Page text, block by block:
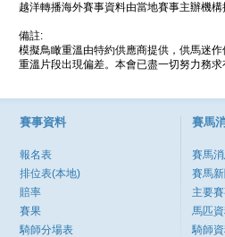
越洋轉播海外賽事資料由當地賽事主辦機
備註:
模擬鳥瞰重溫由特約供應商提供，供馬迷
重溫片段出現偏差。本會已盡一切努力務
賽事資料
報名表
排位表(本地)
賠率
賽果
騎師分場表
賽馬
賽馬
賽馬
主要
馬匹
騎師